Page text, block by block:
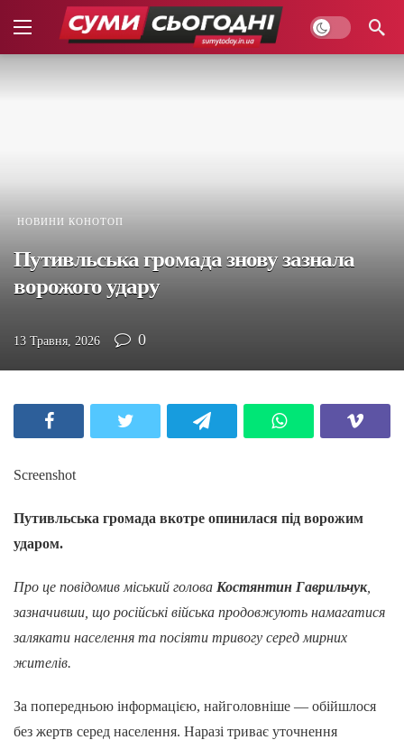
НОВИНИ КОНОТОП
Путивльська громада знову зазнала
ворожого удару
13 Травня, 2026 0
Screenshot
Путивльська громада вкотре опинилася під ворожим
ударом.
Про це повідомив міський голова Костянтин Гаврильчук,
зазначивши, що російські війська продовжують намагатися
залякати населення та посіяти тривогу серед мирних
жителів.
За попередньою інформацією, найголовніше — обійшлося
без жертв серед населення. Наразі триває уточнення